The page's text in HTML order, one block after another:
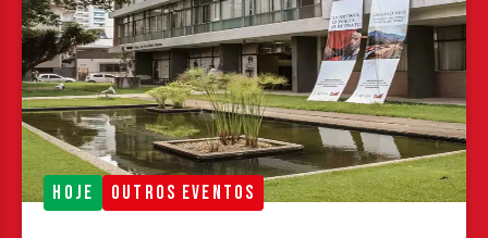
HOJE OUTROS EVENTOS